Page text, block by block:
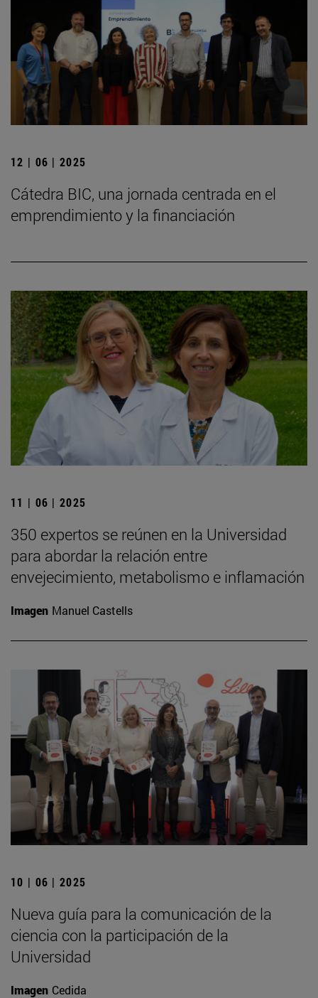
12 | 06 | 2025
Cátedra BIC, una jornada centrada en el
emprendimiento y la financiación
11 | 06 | 2025
350 expertos se reúnen en la Universidad
para abordar la relación entre
envejecimiento, metabolismo e inflamación
Imagen Manuel Castells
10 | 06 | 2025
Nueva guía para la comunicación de la
ciencia con la participación de la
Universidad
Imagen Cedida